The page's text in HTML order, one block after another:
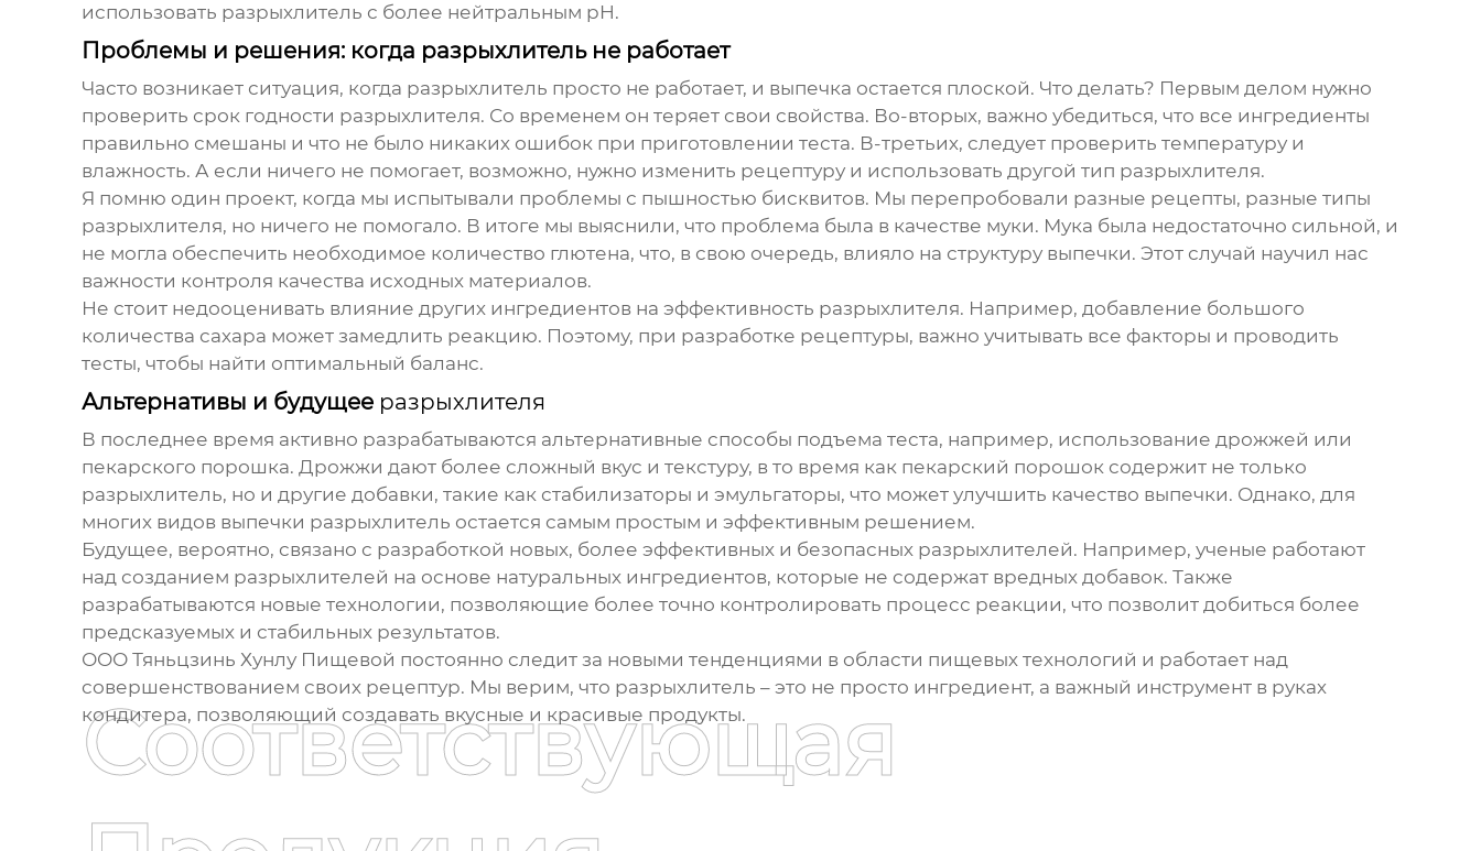
использовать разрыхлитель с более нейтральным pH.
Проблемы и решения: когда разрыхлитель не работает
Часто возникает ситуация, когда разрыхлитель просто не работает, и выпечка остается плоской. Что делать? Первым делом нужно
проверить срок годности разрыхлителя. Со временем он теряет свои свойства. Во-вторых, важно убедиться, что все ингредиенты
правильно смешаны и что не было никаких ошибок при приготовлении теста. В-третьих, следует проверить температуру и
влажность. А если ничего не помогает, возможно, нужно изменить рецептуру и использовать другой тип разрыхлителя.
Я помню один проект, когда мы испытывали проблемы с пышностью бисквитов. Мы перепробовали разные рецепты, разные типы
разрыхлителя, но ничего не помогало. В итоге мы выяснили, что проблема была в качестве муки. Мука была недостаточно сильной, и
не могла обеспечить необходимое количество глютена, что, в свою очередь, влияло на структуру выпечки. Этот случай научил нас
важности контроля качества исходных материалов.
Не стоит недооценивать влияние других ингредиентов на эффективность разрыхлителя. Например, добавление большого
количества сахара может замедлить реакцию. Поэтому, при разработке рецептуры, важно учитывать все факторы и проводить
тесты, чтобы найти оптимальный баланс.
Альтернативы и будущее разрыхлителя
В последнее время активно разрабатываются альтернативные способы подъема теста, например, использование дрожжей или
пекарского порошка. Дрожжи дают более сложный вкус и текстуру, в то время как пекарский порошок содержит не только
разрыхлитель, но и другие добавки, такие как стабилизаторы и эмульгаторы, что может улучшить качество выпечки. Однако, для
многих видов выпечки разрыхлитель остается самым простым и эффективным решением.
Будущее, вероятно, связано с разработкой новых, более эффективных и безопасных разрыхлителей. Например, ученые работают
над созданием разрыхлителей на основе натуральных ингредиентов, которые не содержат вредных добавок. Также
разрабатываются новые технологии, позволяющие более точно контролировать процесс реакции, что позволит добиться более
предсказуемых и стабильных результатов.
ООО Тяньцзинь Хунлу Пищевой постоянно следит за новыми тенденциями в области пищевых технологий и работает над
совершенствованием своих рецептур. Мы верим, что разрыхлитель – это не просто ингредиент, а важный инструмент в руках
кондитера, позволяющий создавать вкусные и красивые продукты.
Соответствующая